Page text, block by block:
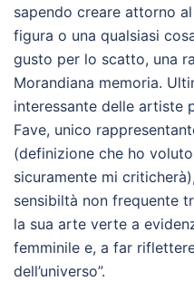
sapendo creare attorno
figura o una qualsiasi
gusto per lo scatto, una
Morandiana memoria.
interessante delle artiste
Fave, unico
(definizione che ho
sicuramente mi
sensibiltà non frequente
la sua arte verte a
femminile e, a far
dell’universo”.